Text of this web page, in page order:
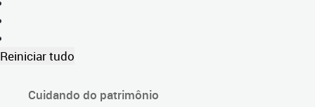
Reiniciar tudo
Cuidando do patrimônio